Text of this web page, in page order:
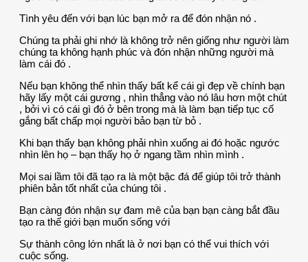
Tình yêu đến với bạn lúc bạn mở ra để đón nhận nó .
Chúng ta phải ghi nhớ là không trở nên giống như người làm
chúng ta không hạnh phúc và đón nhận những người mà
làm cái đó .
Nếu bạn không thể nhìn thấy bất kể cái gì đẹp về chính bạn
hãy lấy một cái gương , nhìn thẳng vào nó lâu hơn một chút
, bởi vì có cái gì đó ở bên trong mà là làm bạn tiếp tục cố
gắng bất chấp mọi người bảo bạn từ bỏ .
Khi bạn thấy bạn không phải nhìn xuống ai đó hoặc ngước
nhìn lên họ – bạn thấy họ ở ngang tầm nhìn mình .
Mọi sai lầm tôi đã tạo ra là một bậc đá để giúp tôi trở thành
phiên bản tốt nhất của chúng tôi .
Bạn càng đón nhận sự đam mê của bạn bạn càng bắt đầu
tạo ra thế giới bạn muốn sống với
Sự thành công lớn nhất là ở nơi bạn có thể vui thích với
cuộc sống.